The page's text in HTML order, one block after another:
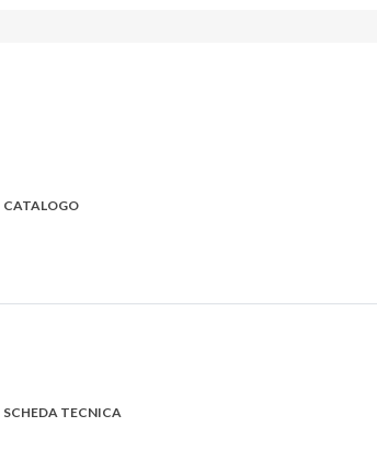
CATALOGO
SCHEDA TECNICA